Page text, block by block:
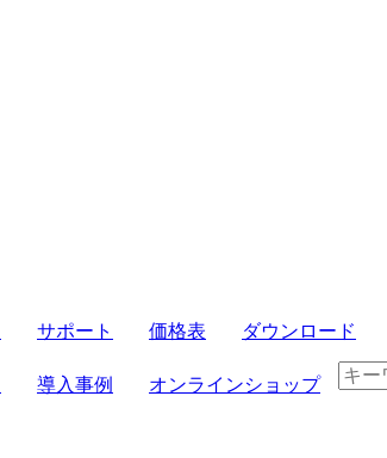
サポート 価格表 ダウンロード
導入事例 オンラインショップ